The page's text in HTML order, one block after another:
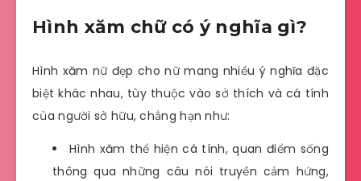
Hình xăm chữ có ý nghĩa gì?
Hình xăm nữ đẹp cho nữ mang nhiều ý nghĩa đặc
biệt khác nhau, tùy thuộc vào sở thích và cá tính
của người sở hữu, chẳng hạn như:
Hình xăm thể hiện cá tính, quan điểm sống
thông qua những câu nói truyền cảm hứng,